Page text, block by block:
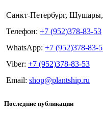
Санкт-Петербург,
Телефон: +7 (952)378-83-53
WhatsApp: +7 (952)378-83-
Viber: +7 (952)378-83-53
Email: shop@plantship.ru
Последние публикации